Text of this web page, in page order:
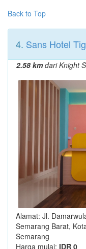
Back to Top
4. Sans Hotel
2.58 kmdari Knight
Alamat: Jl.
Semarang Barat,
Semarang
Harga mulai: IDR 0